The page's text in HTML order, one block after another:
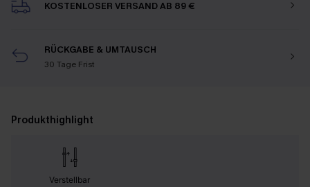
KOSTENLOSER VERSAND AB 89 €
RÜCKGABE & UMTAUSCH
30 Tage Frist
Produkthighlight
Verstellbar